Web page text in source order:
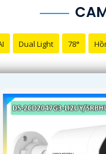
Dual Light 78°